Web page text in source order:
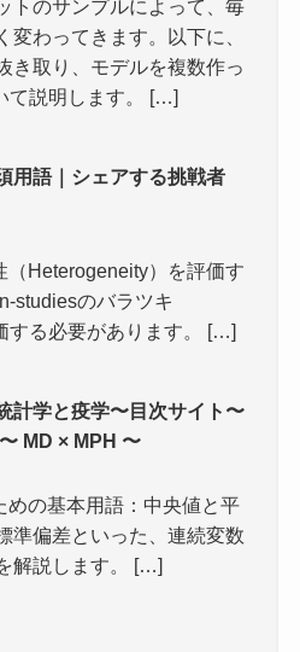
トのサンプルによって、毎
変わってきます。以下に、
き取り、モデルを複数作っ
て説明します。 […]
用語｜シェアする挑戦者
Heterogeneity）を評価す
studiesのバラツキ
する必要があります。 […]
計学と疫学〜目次サイト〜
MD × MPH 〜
の基本用語：中央値と平
準偏差といった、連続変数
解説します。 […]